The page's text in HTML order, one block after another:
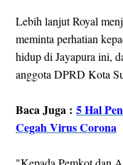
Lebih lanjut Royal
meminta perhatian
hidup di Jayapura ini,
anggota DPRD Kota
Baca Juga : 5 Hal
Cegah Virus Corona